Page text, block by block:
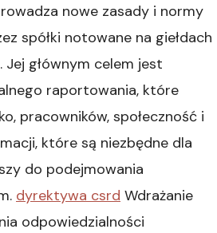
nowe zasady i normy
spółki notowane na giełdach
głównym celem jest
raportowania, które
pracowników, społeczność i
które są niezbędne dla
do podejmowania
dyrektywa csrd Wdrażanie
odpowiedzialności